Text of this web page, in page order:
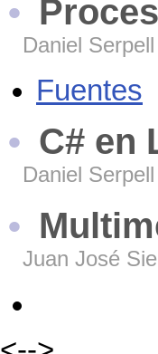
Daniel Serpell
Fuentes
C# en
Daniel Serpell
Juan José